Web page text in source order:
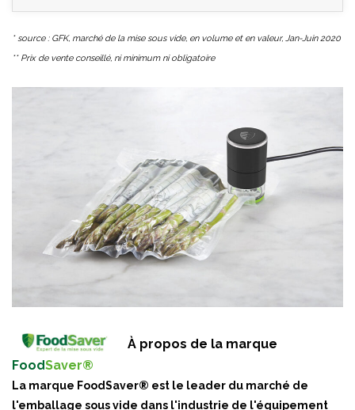
* source : GFK, marché de la mise sous vide, en volume et en valeur, Jan-Juin 2020
** Prix de vente conseillé, ni minimum ni obligatoire
À propos de la marque
FoodSaver®
La marque FoodSaver® est le leader du marché de
l'emballage sous vide dans l'industrie de l'équipement